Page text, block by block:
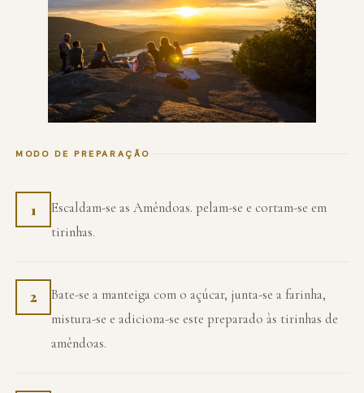
MODO DE PREPARAÇÃO
1
Escaldam-se as Amêndoas. pelam-se e cortam-se em
tirinhas.
2
Bate-se a manteiga com o açúcar, junta-se a farinha,
mistura-se e adiciona-se este preparado às tirinhas de
amêndoas.